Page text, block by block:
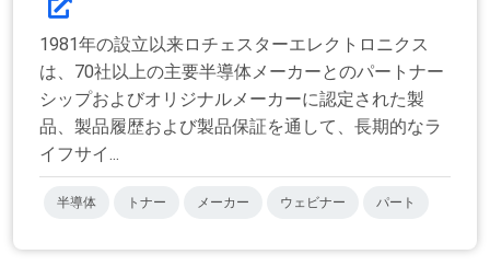
1981年の設立以来ロチェスターエレクトロニクス
は、70社以上の主要半導体メーカーとのパートナー
シップおよびオリジナルメーカーに認定された製
品、製品履歴および製品保証を通して、長期的なラ
イフサイ...
半導体 トナー メーカー ウェビナー パート